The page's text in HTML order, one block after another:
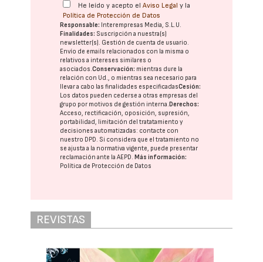
He leído y acepto elAviso Legal y la
Política de Protección de Datos
Responsable: Interempresas Media, S.L.U.
Finalidades: Suscripción a nuestra(s)
newsletter(s). Gestión de cuenta de usuario.
Envío de emails relacionados con la misma o
relativos a intereses similares o
asociados.Conservación: mientras dure la
relación con Ud., o mientras sea necesario para
llevar a cabo las finalidades especificadasCesión:
Los datos pueden cederse a otras empresas del
grupo por motivos de gestión interna.Derechos:
Acceso, rectificación, oposición, supresión,
portabilidad, limitación del tratatamiento y
decisiones automatizadas: contacte con
nuestro DPD. Si considera que el tratamiento no
se ajusta a la normativa vigente, puede presentar
reclamación ante laAEPD.Más información:
Política de Protección de Datos
REVISTAS